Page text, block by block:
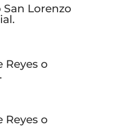
Lorenzo
Reyes o
Reyes o